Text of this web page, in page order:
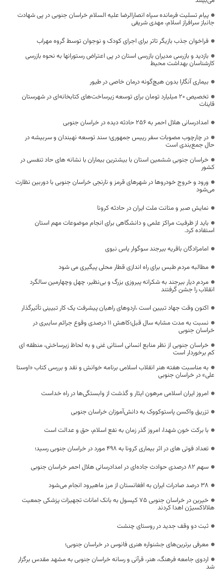
پیام تسلیت فرمانده سپاه انصارالرضا علیه السلام خراسان جنوبی در پی شهادت
جانباز سرافراز اسلام، مهدی شریفی
فراخوان جذب بازیگر تاتر برای اجرای کودک و نوجوان توسط گروه مهراب
بازدید و بازرسی مدیران بازرسی استان در پی اعتراض رستورانها به نحوه بازرسی
کارشناسان بهداشت محیط
بیماری آنگارا بدون هیچ‌گونه درمان خاصی در طیور
تخصیص ۲۰ میلیارد تومان برای توسعه زیرساخت‌های کتابخانه‌ای در شهرستان
قاینات
امدادرسانی هلال احمر به ۲۵۶ حادثه دیده در خراسان جنوبی
در چارچوب مصوبات سفر رییس جمهوری؛ سند توسعه نهبندان و سربیشه در
حال جمع‌بندی است
خراسان جنوبی ششمین استان با بیشترین بیماران با نشانه های حاد تنفسی در
کشور
ورود و خروج خودروها در شهرهای قرمز و نارنجی خراسان جنوبی با دوربین نظارت
می‌شود
نمایش صبر و متانت ملت ایران در حادثه کرونا
باید از ظرفیت مراکز علمی و دانشگاهی برای انجام موضوعات مهم استان
استفاده کرد.
امامزادگان باقریه بیرجند سوگوار یاس نبوی
مطالبه مردم طبس برای راه اندازی قطار محلی پیگیری می شود
مردم دیار بیرجند به شکرانه پیروزی بزرگ و بی‌نظیر، چهل وچهارمین سالگرد
انقلاب را جشن گرفتند
اکنون وقت جهاد تبیین است ،اردوهای راهیان پیشرفت یک کار تبیینی تأثیرگذار
نسبت به مدت مشابه سال قبل؛کاهش 11 درصدی وقوع جرائم سایبری در
خراسان جنوبی
خراسان جنوبی از نظر منابع انسانی استانی غنی و به لحاظ زیرساختی، منطقه ای
کم برخوردار است
به مناسبت هفته هنر انقلاب اسلامی برنامه خوانش و نقد و بررسی کتاب «اوستا
علی» در خراسان جنوبی
امروز ایران اسلامی مرهون ایثار و گذشت از وابستگی‌ها در راه خداست
تزریق واکسن پاستوکووک به دانش‌آموزان خراسان جنوبی
با برکت خون شهدا، امروز گذر زمان به نفع اسلام، حق و عدالت است
تعداد فوتی های در اثر بیماری کرونا به 498 مورد در خراسان جنوبی رسید؛
سهم ۸۲ درصدی حوادث جاده‌ای در امدادرسانی هلال احمر خراسان جنوبی
۳۸ درصد صادرات ایران به افغانستان از مرز ماهیرود انجام می‌شود
خیرین در خراسان جنوبی ۷۵ کپسول به بانک امانات تجهیزات پزشکی جمعیت
هلالاکسیژن اهدا کردند
ثبت دو وقف جدید در روستای چنشت
معرفی برترین‌های جشنواره هنری فانوس در خراسان جنوبی؛
اردوی جامعه فرهنگ، هنر، قرآنی و رسانه خراسان جنوبی به مشهد مقدس برگزار
شد